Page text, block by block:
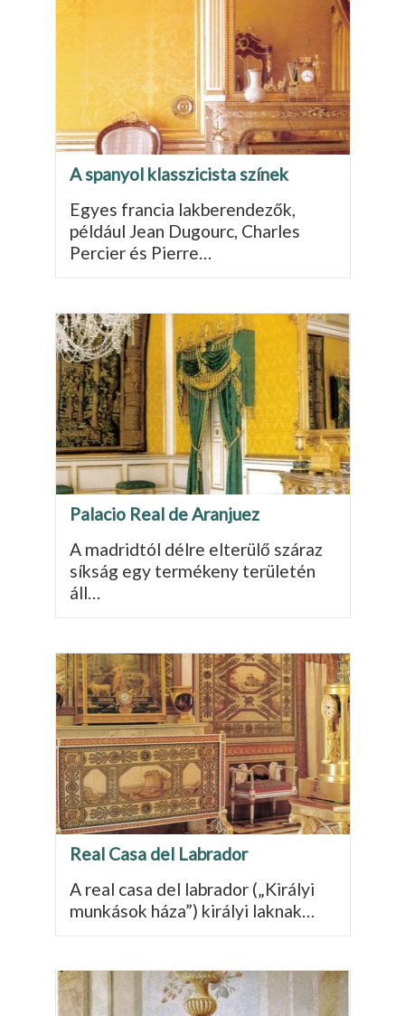
A spanyol klasszicista színek
Egyes francia lakberendezők,
például Jean Dugourc, Charles
Percier és Pierre…
Palacio Real de Aranjuez
A madridtól délre elterülő száraz
síkság egy ter­mékeny területén
áll…
Real Casa del Labrador
A real casa del labrador („Királyi
munkások háza”) királyi laknak…